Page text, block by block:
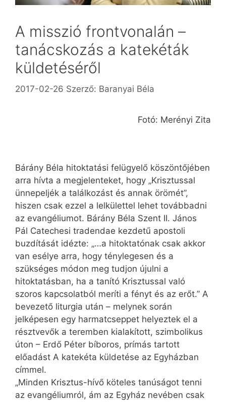
A misszió frontvonalán –
tanácskozás a katekéták
küldetéséről
2017-02-26 Szerző: Baranyai Béla
Fotó: Merényi Zita
Bárány Béla hitoktatási felügyelő köszöntőjében
arra hívta a megjelenteket, hogy „Krisztussal
ünnepeljék a találkozást és annak örömét”,
hiszen csak ezzel a lelkülettel lehet tovább­adni
az evangéliumot. Bárány Béla Szent II. János
Pál Catechesi tradendae kezdetű apostoli
buzdítását idézte: „…a hitoktatónak csak akkor
van esélye arra, hogy ténylegesen és a
szükséges módon meg tudjon újulni a
hitoktatásban, ha a tanító Krisztussal való
szoros kapcsolatból meríti a fényt és az erőt.” A
bevezető liturgia után – melynek során
jelképesen egy harmatcseppet helyeztek el a
résztvevők a teremben kialakított, szimbolikus
úton – Erdő Péter bíboros, prímás tartott
előadást A katekéta küldetése az Egyházban
címmel.
„Minden Krisztus-hívő köteles tanúságot tenni
az evangéliumról, ám az Egyház nevében csak